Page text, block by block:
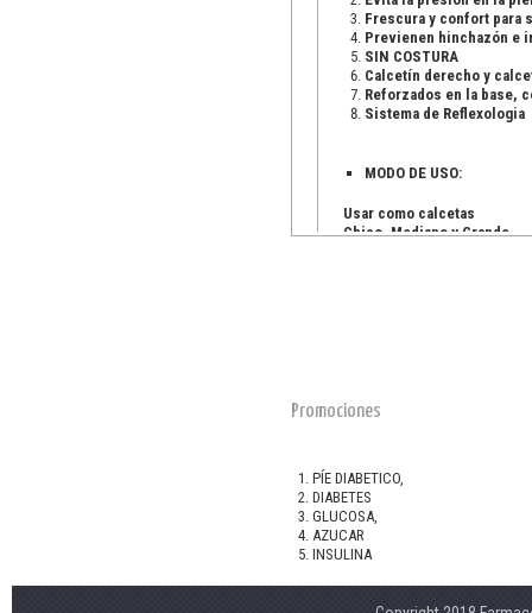
Frescura y confort para
Previenen hinchazón e
SIN COSTURA
Calcetín derecho y
Reforzados en la base,
Sistema de Reflexologia
MODO DE USO:
Usar como calcetas
Chico, Mediano y Grande
Promociones
PÍE DIABETICO,
DIABETES
GLUCOSA,
AZUCAR
INSULINA